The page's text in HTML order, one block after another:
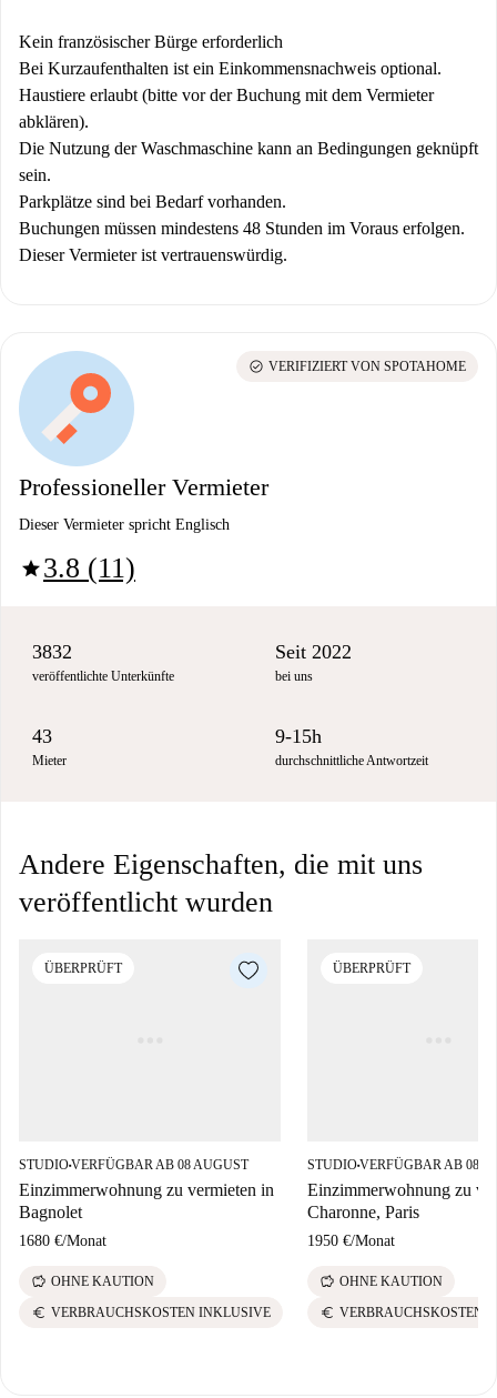
Kein französischer Bürge erforderlich
Bei Kurzaufenthalten ist ein Einkommensnachweis optional.
Haustiere erlaubt (bitte vor der Buchung mit dem Vermieter
abklären).
Die Nutzung der Waschmaschine kann an Bedingungen geknüpft
sein.
Parkplätze sind bei Bedarf vorhanden.
Buchungen müssen mindestens 48 Stunden im Voraus erfolgen.
Dieser Vermieter ist vertrauenswürdig.
Professioneller Vermieter
Dieser Vermieter spricht Englisch
star3.8 (11)
check_circle VERIFIZIERT VON SPOTAHOME
3832
veröffentlichte Unterkünfte
Seit 2022
bei uns
43
Mieter
9-15h
durchschnittliche Antwortzeit
Andere Eigenschaften, die mit uns
veröffentlicht wurden
ÜBERPRÜFT
STUDIO■VERFÜGBAR AB 08 AUGUST
Einzimmerwohnung zu vermieten in
Bagnolet
1680 €/Monat
savings OHNE KAUTION
euro VERBRAUCHSKOSTEN INKLUSIVE
ÜBERPRÜFT
STUDIO■VERFÜGBAR AB 08
Einzimmerwohnung zu
Charonne, Paris
1950 €/Monat
savings OHNE KAUTION
euro VERBRAUCHSKOSTEN